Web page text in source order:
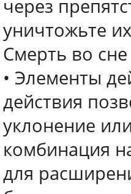
через
уничтожьте
Смерть во
• Элементы
действия
уклонение
комбинация
для